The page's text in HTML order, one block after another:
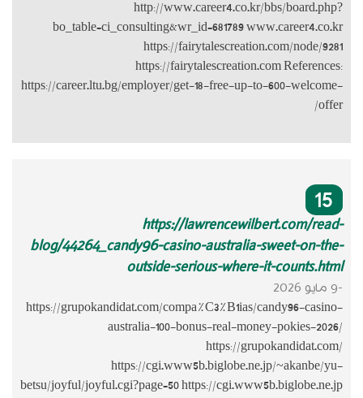
https://
blog/
https://
betsu/joyful/